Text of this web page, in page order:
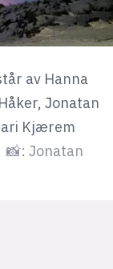
av Hanna
Jonatan
Kjærem
📸: Jonatan